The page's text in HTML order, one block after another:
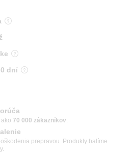
dní
70 000 zákazníkov
prepravou. Produkty balíme